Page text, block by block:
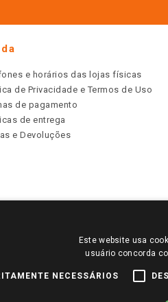
e horários das lojas físicas
de Privacidade e Termos de Uso
de pagamento
de entrega
e Devoluções
PREÇOS DA SUA REGIÃO, FAÇA LOGIN E
COMERCIAIS DESTE SITE SÃO
Este website usa
usuário concorda
NECESSÁRIOS